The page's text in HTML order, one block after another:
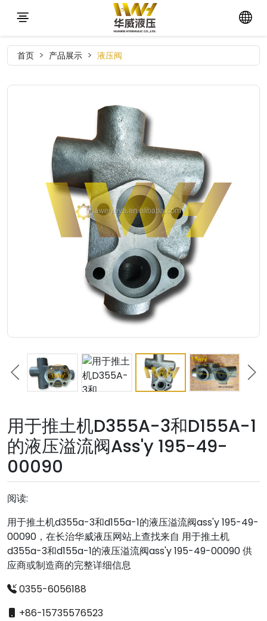
首页 产品展示 液压阀
用于推土机D355A-3和D155A-1
的液压溢流阀Ass'y 195-49-
00090
阅读:
用于推土机d355a-3和d155a-1的液压溢流阀ass'y 195-49-
00090，在长治华威液压网站上查找来自 用于推土机
d355a-3和d155a-1的液压溢流阀ass'y 195-49-00090 供
应商或制造商的完整详细信息
0355-6056188
+86-15735576523